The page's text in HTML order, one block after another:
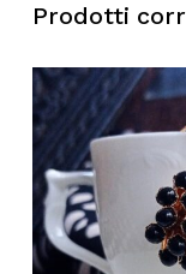
Prodotti